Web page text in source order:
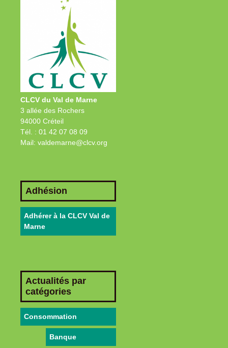
CLCV du Val de Marne
3 allée des Rochers
94000 Créteil
Tél. : 01 42 07 08 09
Mail: valdemarne@clcv.org
Adhésion
Adhérer à la CLCV Val de
Marne
Actualités par
catégories
Consommation
Banque